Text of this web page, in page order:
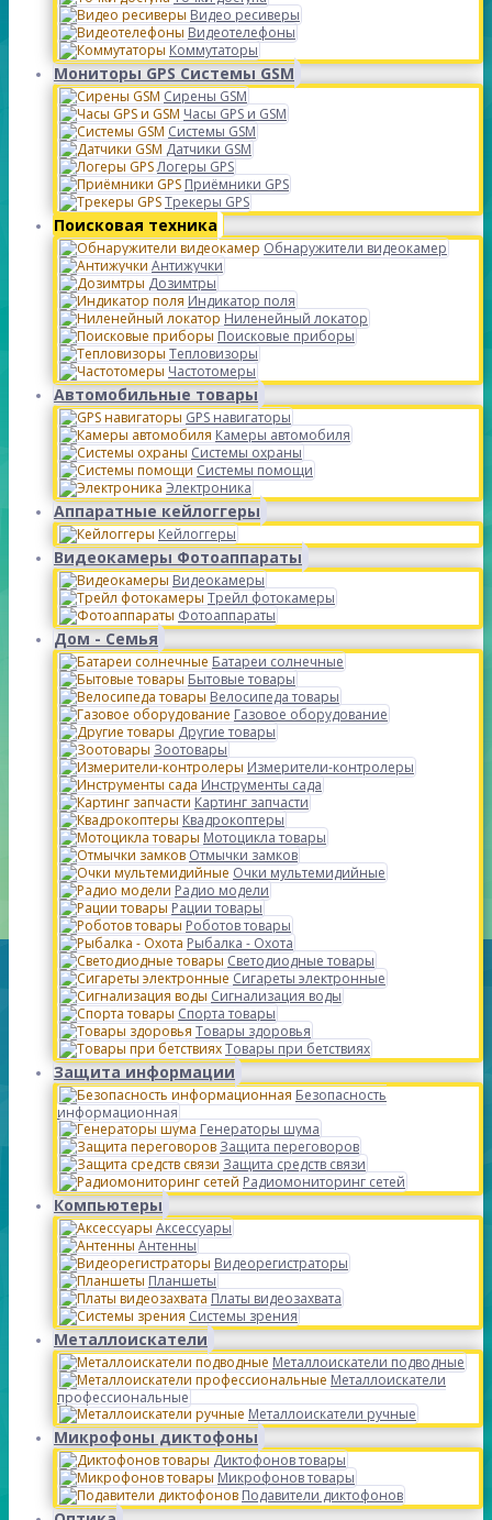
Видео ресиверы
Видеотелефоны
Коммутаторы
Мониторы GPS Системы GSM
Сирены GSM
Часы GPS и GSM
Системы GSM
Датчики GSM
Логеры GPS
Приёмники GPS
Трекеры GPS
Поисковая техника
Обнаружители видеокамер
Антижучки
Дозимтры
Индикатор поля
Ниленейный локатор
Поисковые приборы
Тепловизоры
Частотомеры
Автомобильные товары
GPS навигаторы
Камеры автомобиля
Системы охраны
Системы помощи
Электроника
Аппаратные кейлоггеры
Кейлоггеры
Видеокамеры Фотоаппараты
Видеокамеры
Трейл фотокамеры
Фотоаппараты
Дом - Семья
Батареи солнечные
Бытовые товары
Велосипеда товары
Газовое оборудование
Другие товары
Зоотовары
Измерители-контролеры
Инструменты сада
Картинг запчасти
Квадрокоптеры
Мотоцикла товары
Отмычки замков
Очки мультемидийные
Радио модели
Рации товары
Роботов товары
Рыбалка - Охота
Светодиодные товары
Сигареты электронные
Сигнализация воды
Спорта товары
Товары здоровья
Товары при бетствиях
Защита информации
Безопасность
информационная
Генераторы шума
Защита переговоров
Защита средств связи
Радиомониторинг сетей
Компьютеры
Аксессуары
Антенны
Видеорегистраторы
Планшеты
Платы видеозахвата
Системы зрения
Металлоискатели
Металлоискатели подводные
Металлоискатели
профессиональные
Металлоискатели ручные
Микрофоны диктофоны
Диктофонов товары
Микрофонов товары
Подавители диктофонов